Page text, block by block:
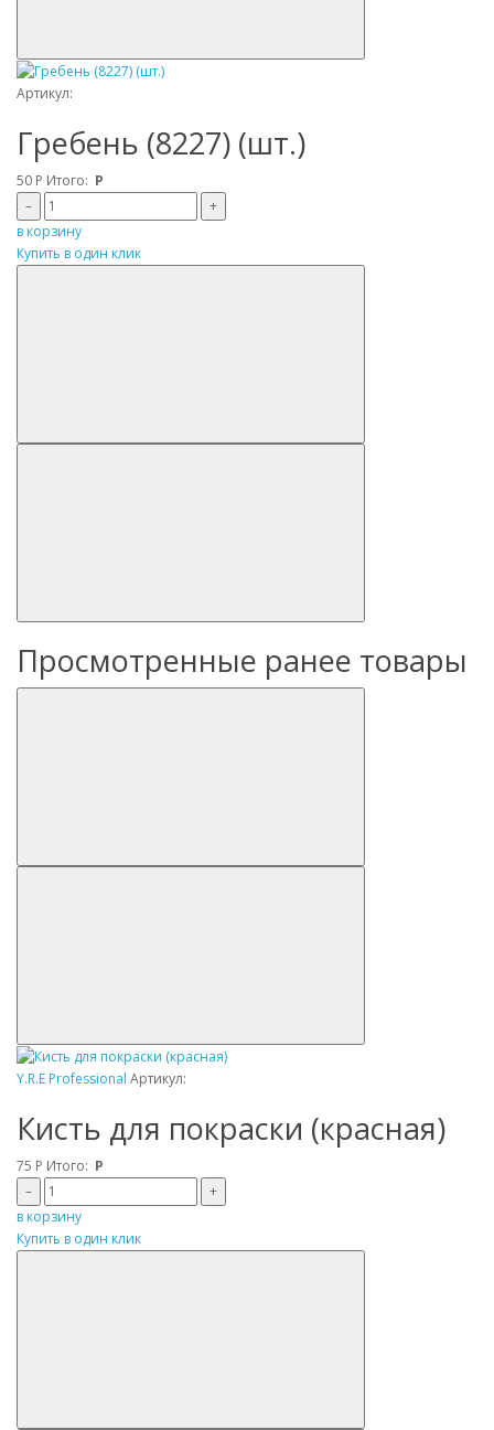
Артикул:
Гребень (8227) (шт.)
50 Р Итого: Р
–
+
в корзину
Купить в один клик
Просмотренные ранее товары
Y.R.E Professional Артикул:
Кисть для покраски (красная)
75 Р Итого: Р
–
+
в корзину
Купить в один клик